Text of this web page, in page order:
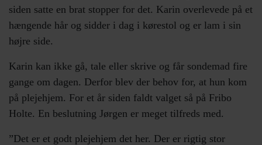
siden satte en brat stopper for det. Karin overlevede på et
hængende hår og sidder i dag i kørestol og er lam i sin
højre side.
Karin kan ikke gå, tale eller skrive og får sondemad fire
gange om dagen. Derfor blev der behov for, at hun kom
på plejehjem. For et år siden faldt valget så på Fribo
Holte. En beslutning Jørgen er meget tilfreds med.
”Det er et godt plejehjem det her. Der er rigtig stor